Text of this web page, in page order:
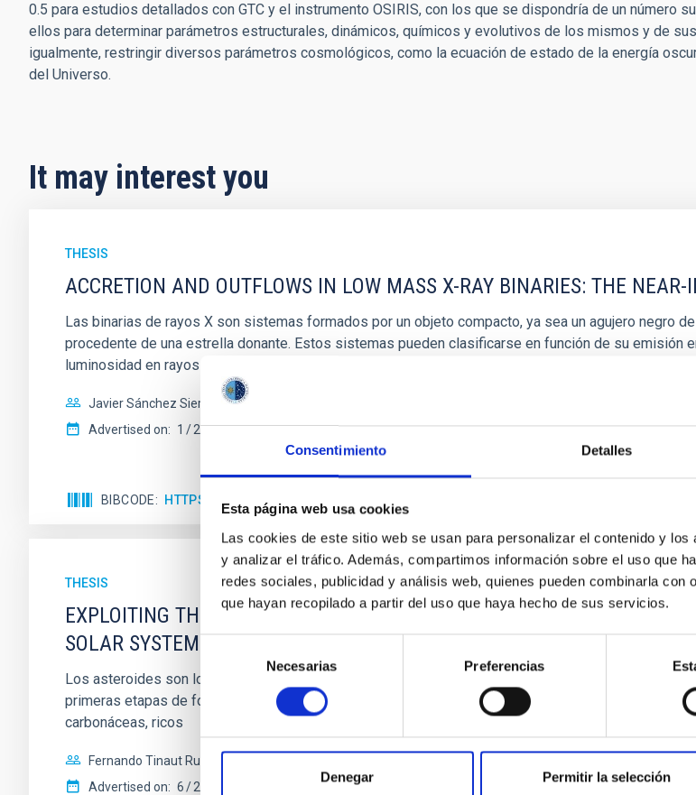
Consentimiento Detalles
Esta página web usa cookies
Las cookies de este sitio web se usan para personalizar el contenido y
y analizar el tráfico. Además, compartimos información sobre el uso que
redes sociales, publicidad y análisis web, quienes pueden combinarla con
que hayan recopilado a partir del uso que haya hecho de sus servicios.
consentimiento
Necesarias Preferencias
Denegar Permitir la selección
0.5 para estudios detallados con GTC y el instrumento OSIRIS, con los que se dispondría de un número
ellos para determinar parámetros estructurales, dinámicos, químicos y evolutivos de los mismos y de
igualmente, restringir diversos parámetros cosmológicos, como la ecuación de estado de la energía
del Universo.
It may interest you
THESIS
ACCRETION AND OUTFLOWS IN LOW MASS X-RAY BINARIES: THE NEAR-
Las binarias de rayos X son sistemas formados por un objeto compacto, ya sea un agujero negro
procedente de una estrella donante. Estos sistemas pueden clasificarse en función de su emisión
luminosidad en rayos X de
Javier Sánchez Sierras
Advertised on: 1 2025
BIBCODE HTTPS://WWW.EDUCACION.GOB.ES/TESEO/MOSTRARSELECCION.DO
THESIS
EXPLOITING THE NEAR-ULTRAVIOLET AS A DIAGNOSTIC TOOL FOR
SOLAR SYSTEM
Los asteroides son los escombros resultantes de la formación planetaria en el Sistema Solar, por
primeras etapas de formación de nuestro sistema planetario. De entre ellos, los primitivos son
carbonáceas, ricos
Fernando Tinaut Ruano
Advertised on: 6 2024